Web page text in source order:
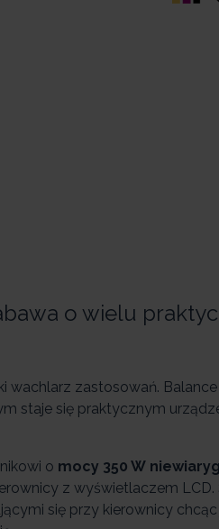
o wielu
wachlarz zastosowań.
staje się praktycznym
o mocy 350 W
z wyświetlaczem LCD.
się przy kierownicy